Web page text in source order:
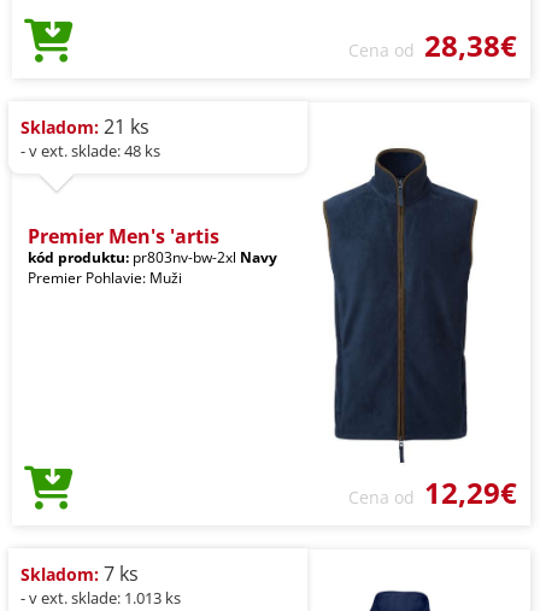
Cena od 28,38€
Skladom: 21 ks
- v ext. sklade: 48 ks
Premier Men's 'artis
kód produktu: pr803nv-bw-2xl Navy
Premier Pohlavie: Muži
Cena od 12,29€
Skladom: 7 ks
- v ext. sklade: 1.013 ks